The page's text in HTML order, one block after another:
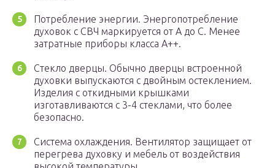
Потребление энергии. Энергопотребление
духовок с СВЧ маркируется от А до С. Менее
затратные приборы класса А++.
Стекло дверцы. Обычно дверцы встроенной
духовки выпускаются с двойным остеклением.
Изделия с откидными крышками
изготавливаются с 3-4 стеклами, что более
безопасно.
Система охлаждения. Вентилятор защищает от
перегрева духовку и мебель от воздействия